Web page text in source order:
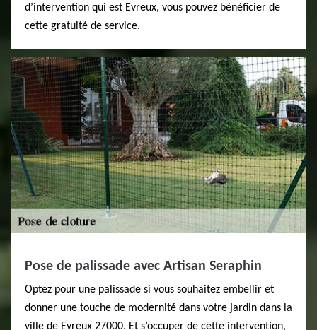
d’intervention qui est Evreux, vous pouvez bénéficier de
cette gratuité de service.
Pose de palissade avec Artisan Seraphin
Optez pour une palissade si vous souhaitez embellir et
donner une touche de modernité dans votre jardin dans la
ville de Evreux 27000. Et s’occuper de cette intervention,